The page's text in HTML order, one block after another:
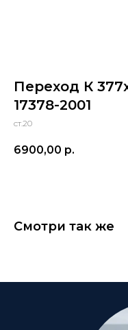
Переход К
17378-2001
ст.20
6900,00 р.
Смотри так же